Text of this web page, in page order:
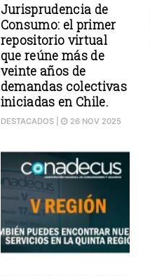
Jurisprudencia de
Consumo: el primer
repositorio virtual
que reúne más de
veinte años de
demandas colectivas
iniciadas en Chile.
DESTACADOS| 26 NOV 2025